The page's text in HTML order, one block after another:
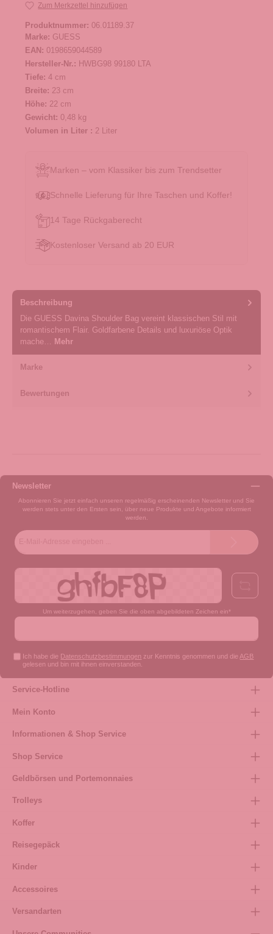
Zum Merkzettel hinzufügen
Produktnummer: 06.01189.37
Marke: GUESS
EAN: 0198659044589
Hersteller-Nr.: HWBG98 99180 LTA
Tiefe: 4 cm
Breite: 23 cm
Höhe: 22 cm
Gewicht: 0,48 kg
Volumen in Liter : 2 Liter
Marken – vom Klassiker bis zum Trendsetter
Schnelle Lieferung für Ihre Taschen und Koffer!
14 Tage Rückgaberecht
Kostenloser Versand ab 20 EUR
Beschreibung
Die GUESS Davina Shoulder Bag vereint klassischen Stil mit
romantischem Flair. Goldfarbene Details und luxuriöse Optik
mache…
Mehr
Marke
Bewertungen
Newsletter
Abonnieren Sie jetzt einfach unseren regelmäßig erscheinenden Newsletter und Sie
werden stets unter den Ersten sein, über neue Produkte und Angebote informiert
werden.
Um weiterzugehen, geben Sie die oben abgebildeten Zeichen ein*
Ich habe die Datenschutzbestimmungen zur Kenntnis genommen und die AGB
gelesen und bin mit ihnen einverstanden.
Service-Hotline
Mein Konto
Informationen & Shop Service
Shop Service
Geldbörsen und Portemonnaies
Trolleys
Koffer
Reisegepäck
Kinder
Accessoires
Versandarten